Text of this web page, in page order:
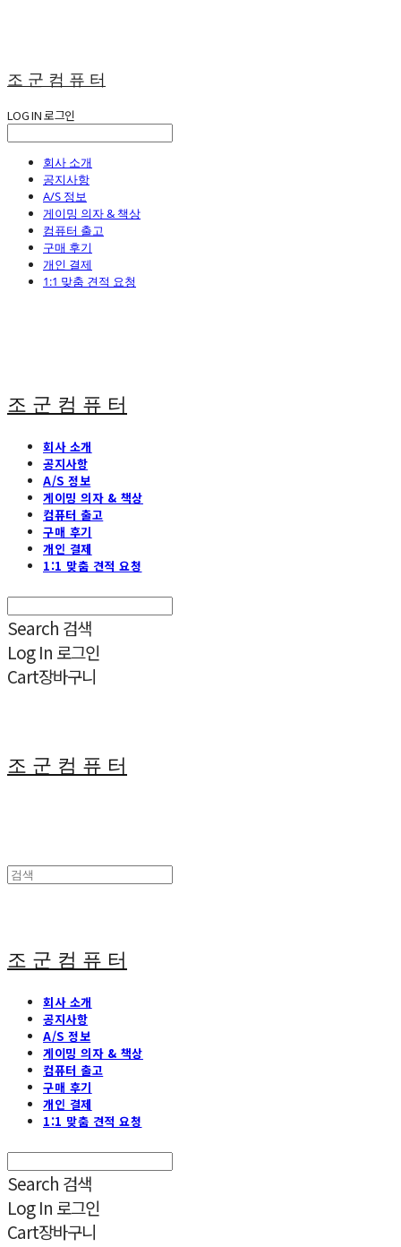
조 군 컴 퓨 터
LOG IN로그인
회사 소개
공지사항
A/S 정보
게이밍 의자 & 책상
컴퓨터 출고
구매 후기
개인 결제
1:1 맞춤 견적 요청
조 군 컴 퓨 터
회사 소개
공지사항
A/S 정보
게이밍 의자 & 책상
컴퓨터 출고
구매 후기
개인 결제
1:1 맞춤 견적 요청
Search 검색
Log In 로그인
Cart장바구니
조 군 컴 퓨 터
조 군 컴 퓨 터
회사 소개
공지사항
A/S 정보
게이밍 의자 & 책상
컴퓨터 출고
구매 후기
개인 결제
1:1 맞춤 견적 요청
Search 검색
Log In 로그인
Cart장바구니